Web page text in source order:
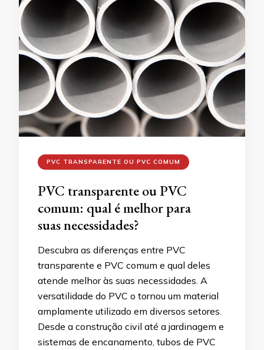
PVC TRANSPARENTE OU PVC COMUM
PVC transparente ou PVC
comum: qual é melhor para
suas necessidades?
Descubra as diferenças entre PVC
transparente e PVC comum e qual deles
atende melhor às suas necessidades. A
versatilidade do PVC o tornou um material
amplamente utilizado em diversos setores.
Desde a construção civil até a jardinagem e
sistemas de encanamento, tubos de PVC